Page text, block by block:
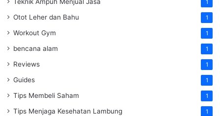
Teknik Ampuh Menjual Jasa 1
Otot Leher dan Bahu 1
Workout Gym 1
bencana alam 1
Reviews 1
Guides 1
Tips Membeli Saham 1
Tips Menjaga Kesehatan Lambung 1